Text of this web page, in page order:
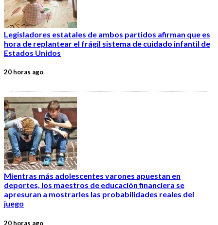
Legisladores estatales de ambos partidos afirman que es
hora de replantear el frágil sistema de cuidado infantil de
Estados Unidos
20 horas ago
Mientras más adolescentes varones apuestan en
deportes, los maestros de educación financiera se
apresuran a mostrarles las probabilidades reales del
juego
20 horas ago